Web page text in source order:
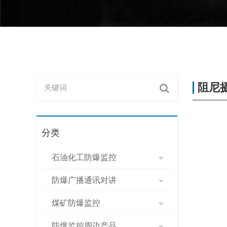
分类
石油化工防爆监控
防爆广播通讯对讲
煤矿防爆监控
阻尼